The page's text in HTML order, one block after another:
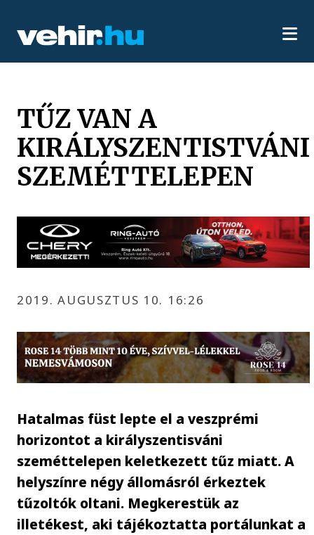
TŰZ VAN A
KIRÁLYSZENTISTVÁNI
SZEMÉTTELEPEN
2019. AUGUSZTUS 10. 16:26
Hatalmas füst lepte el a veszprémi
horizontot a királyszentisváni
szeméttelepen keletkezett tűz miatt. A
helyszínre négy állomásról érkeztek
tűzoltók oltani. Megkerestük az
illetékest, aki tájékoztatta portálunkat a